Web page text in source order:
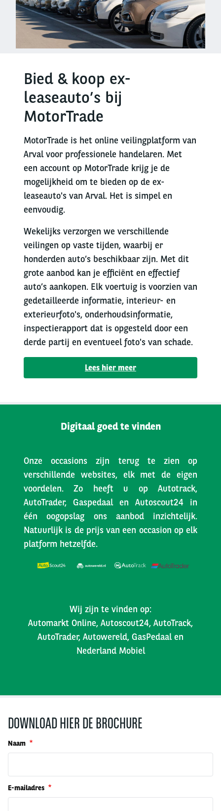
Bied & koop ex-
leaseauto’s bij
MotorTrade
MotorTrade is het online veilingplatform van
Arval voor professionele handelaren. Met
een account op MotorTrade krijg je de
mogelijkheid om te bieden op de ex-
leaseauto's van Arval. Het is simpel en
eenvoudig.
Wekelijks verzorgen we verschillende
veilingen op vaste tijden, waarbij er
honderden auto’s beschikbaar zijn. Met dit
grote aanbod kan je efficiënt en effectief
auto’s aankopen. Elk voertuig is voorzien van
gedetailleerde informatie, interieur- en
exterieurfoto's, onderhoudsinformatie,
inspectierapport dat is opgesteld door een
derde partij en eventueel foto's van schade.
Lees hier meer
Digitaal goed te vinden
Onze occasions zijn terug te zien op
verschillende websites, elk met de eigen
voordelen. Zo heeft u op Autotrack,
AutoTrader, Gaspedaal en Autoscout24 in
één oogopslag ons aanbod inzichtelijk.
Natuurlijk is de prijs van een occasion op elk
platform hetzelfde.
Wij zijn te vinden op:
Automarkt Online, Autoscout24, AutoTrack,
AutoTrader, Autowereld, GasPedaal en
Nederland Mobiel
DOWNLOAD HIER DE BROCHURE
Naam
E-mailadres